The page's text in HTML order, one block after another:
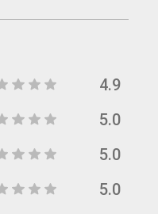
4.9
5.0
5.0
5.0